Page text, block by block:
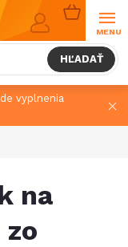
HĽADAŤ
KOŠÍK
vyplnenia
na